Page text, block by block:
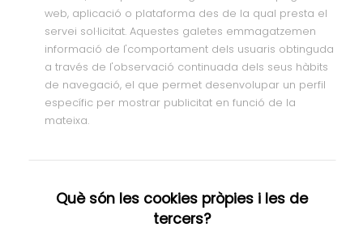
web, aplicació o plataforma des de la qual presta el
servei sol·licitat. Aquestes galetes emmagatzemen
informació de l'comportament dels usuaris obtinguda
a través de l'observació continuada dels seus hàbits
de navegació, el que permet desenvolupar un perfil
específic per mostrar publicitat en funció de la
mateixa.
Què són les cookies pròpies i les de
tercers?